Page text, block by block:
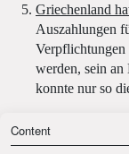
Griechenland
Auszahlungen
Verpflichtungen
werden, sein
konnte nur so
Content